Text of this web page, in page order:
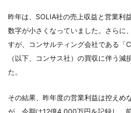
昨年は、SOLIA社の売上収益と営業利
数字が小さくなっていました。さらに
すが、コンサルティング会社である「
（以下、コンサス社）の買収に伴う減
た。
その結果、昨年度の営業利益は控えめ